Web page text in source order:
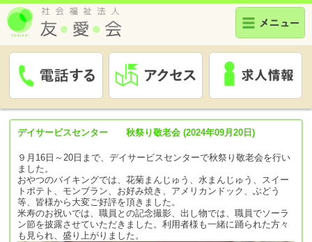
デイサービスセンター 秋祭り敬老会 (2024年09月20日)
９月16日～20日まで、デイサービスセンターで秋祭り敬老会を行い
ました。
おやつのバイキングでは、花菊まんじゅう、水まんじゅう、スイー
トポテト、モンブラン、お好み焼き、アメリカンドック、ぶどう
等、皆様から大変ご好評を頂きました。
米寿のお祝いでは、職員との記念撮影、出し物では、職員でソーラ
ン節を披露させていただきました。利用者様も一緒に踊られた方々
も見られ、盛り上がりました。